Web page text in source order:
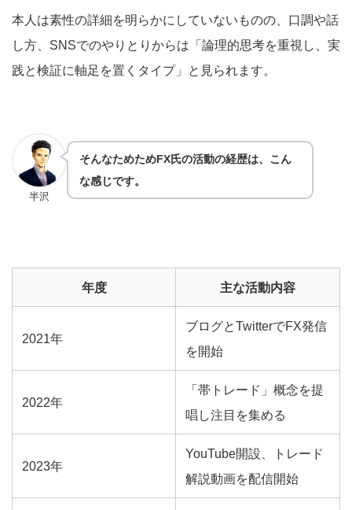
本人は素性の詳細を明らかにしていないものの、口調や話
し方、SNSでのやりとりからは「論理的思考を重視し、実
践と検証に軸足を置くタイプ」と見られます。
半沢
そんなためためFX氏の活動の経歴は、こん
な感じです。
年度 主な活動内容
2021年
ブログとTwitterでFX発信
を開始
2022年
「帯トレード」概念を提
唱し注目を集める
2023年
YouTube開設、トレード
解説動画を配信開始